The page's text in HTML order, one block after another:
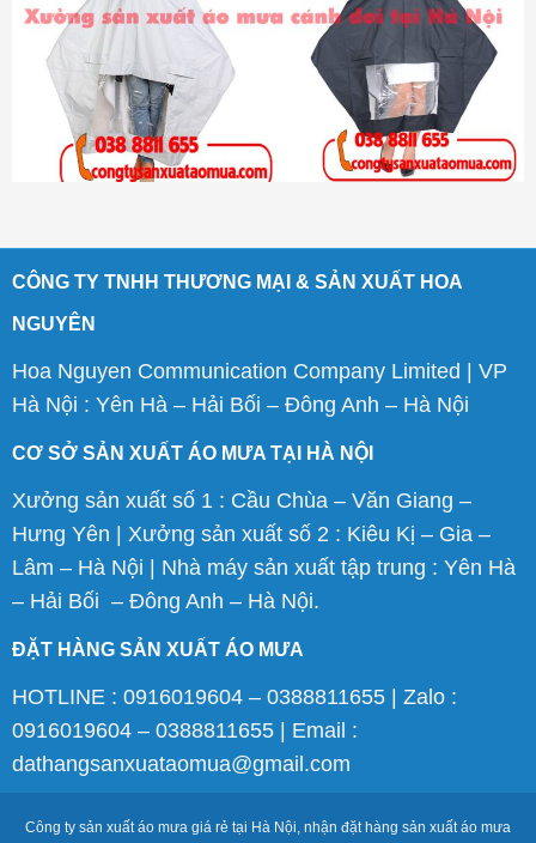
CÔNG TY TNHH THƯƠNG MẠI & SẢN XUẤT HOA
NGUYÊN
Hoa Nguyen Communication Company Limited | VP
Hà Nội : Yên Hà – Hải Bối – Đông Anh – Hà Nội
CƠ SỞ SẢN XUẤT ÁO MƯA TẠI HÀ NỘI
Xưởng sản xuất số 1 : Cầu Chùa – Văn Giang –
Hưng Yên | Xưởng sản xuất số 2 : Kiêu Kị – Gia –
Lâm – Hà Nội | Nhà máy sản xuất tập trung : Yên Hà
– Hải Bối – Đông Anh – Hà Nội.
ĐẶT HÀNG SẢN XUẤT ÁO MƯA
HOTLINE : 0916019604 – 0388811655 | Zalo :
0916019604 – 0388811655 | Email :
dathangsanxuataomua@gmail.com
Công ty sản xuất áo mưa giá rẻ tại Hà Nội, nhận đặt hàng sản xuất áo mưa